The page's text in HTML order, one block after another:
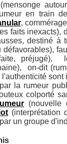
en train
,
faits inexacts),
destiné à
défavorables),
préjugé),
on-dit
la rumeur
colporté
(nouvelle
(interprétation
un groupe